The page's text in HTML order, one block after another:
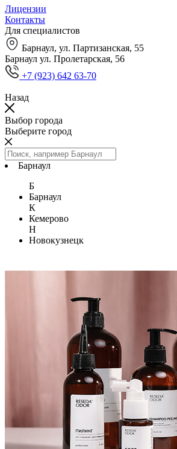
Лицензии
Контакты
Для специалистов
Барнаул, ул. Партизанская, 55
Барнаул ул. Пролетарская, 56
+7 (923) 642 63-70
Назад
Выбор города
Выберите город
Барнаул
Б
Барнаул
К
Кемерово
Н
Новокузнецк